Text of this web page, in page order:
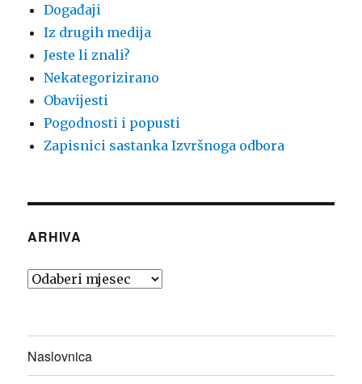
Događaji
Iz drugih medija
Jeste li znali?
Nekategorizirano
Obavijesti
Pogodnosti i popusti
Zapisnici sastanka Izvršnoga odbora
ARHIVA
Arhiva
Naslovnica